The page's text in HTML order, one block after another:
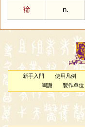
褅
n.
新手入門 使用凡例
鳴謝
製作單位